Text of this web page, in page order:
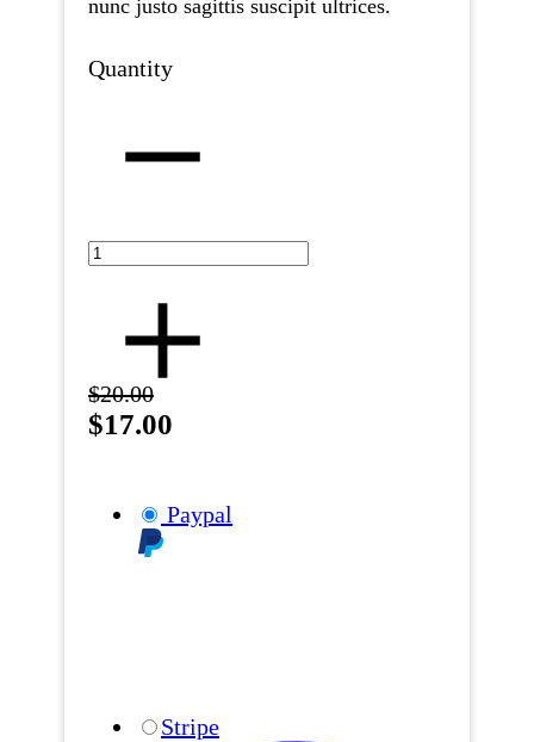
nunc justo sagittis suscipit ultrices.
Quantity
$20.00
$17.00
Paypal
Stripe